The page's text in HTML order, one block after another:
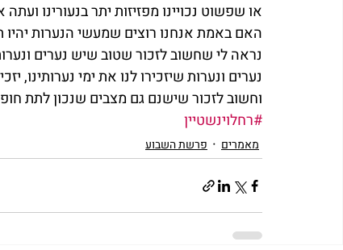
או שפשוט נכויינו מפזיזות יתר בנעורינו
האם באמת אנחנו רוצים שמעשי הנערות
נראה לי שחשוב לזכור שטוב שיש נערים
נערים ונערות שיזכירו לנו את ימי נערותינו,
וחשוב לזכור שישנם גם מצבים שנכון לתת
#רחלוינשטיין
מאמרים פרשת השבוע